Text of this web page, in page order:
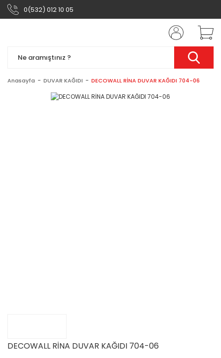
0(532) 012 10 05
Anasayfa DUVAR KAĞIDI DECOWALL RİNA DUVAR KAĞIDI 704-06
DECOWALL RİNA DUVAR KAĞIDI 704-06